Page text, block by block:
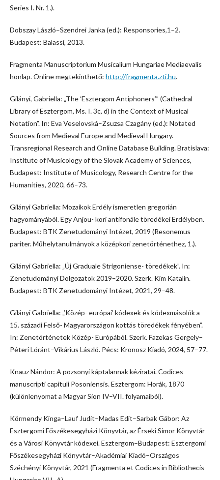
Series I. Nr. 1.).
Dobszay László–Szendrei Janka (ed.): Responsories,1–2.
Budapest: Balassi, 2013.
Fragmenta Manuscriptorium Musicalium Hungariae Mediaevalis
honlap. Online megtekinthető: http://fragmenta.zti.hu.
Gilányi, Gabriella: „The ʻEsztergom Antiphoners’” (Cathedral
Library of Esztergom, Ms. I. 3c, d) in the Context of Musical
Notation”. In: Eva Veselovská–Zsuzsa Czagány (ed.): Notated
Sources from Medieval Europe and Medieval Hungary.
Transregional Research and Online Database Building. Bratislava:
Institute of Musicology of the Slovak Academy of Sciences,
Budapest: Institute of Musicology, Research Centre for the
Humanities, 2020, 66–73.
Gilányi Gabriella: Mozaikok Erdély ismeretlen gregorián
hagyományából. Egy Anjou- kori antifonále töredékei Erdélyben.
Budapest: BTK Zenetudományi Intézet, 2019 (Resonemus
pariter. Műhelytanulmányok a középkori zenetörténethez, 1.).
Gilányi Gabriella: „Új Graduale Strigoniense- töredékek”. In:
Zenetudományi Dolgozatok 2019–2020. Szerk. Kim Katalin.
Budapest: BTK Zenetudományi Intézet, 2021, 29–48.
Gilányi Gabriella: „’Közép- európai’ kódexek és kódexmásolók a
15. századi Felső- Magyarországon kottás töredékek fényében”.
In: Zenetörténetek Közép- Európából. Szerk. Fazekas Gergely–
Péteri Lóránt–Vikárius László. Pécs: Kronosz Kiadó, 2024, 57–77.
Knauz Nándor: A pozsonyi káptalannak kéziratai. Codices
manuscripti capituli Posoniensis. Esztergom: Horák, 1870
(különlenyomat a Magyar Sion IV–VII. folyamaiból).
Körmendy Kinga–Lauf Judit–Madas Edit–Sarbak Gábor: Az
Esztergomi Főszékesegyházi Könyvtár, az Érseki Simor Könyvtár
és a Városi Könyvtár kódexei. Esztergom–Budapest: Esztergomi
Főszékesegyházi Könyvtár–Akadémiai Kiadó–Országos
Széchényi Könyvtár, 2021 (Fragmenta et Codices in Bibliothecis